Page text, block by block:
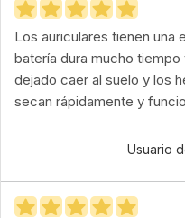
Los auriculares tienen una
batería dura mucho
dejado caer al suelo y los
secan rápidamente y
Usuario